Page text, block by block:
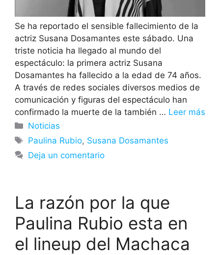
Se ha reportado el sensible fallecimiento de la
actriz Susana Dosamantes este sábado. Una
triste noticia ha llegado al mundo del
espectáculo: la primera actriz Susana
Dosamantes ha fallecido a la edad de 74 años.
A través de redes sociales diversos medios de
comunicación y figuras del espectáculo han
confirmado la muerte de la también … Leer más
Categorías
Noticias
Etiquetas
Paulina Rubio, Susana Dosamantes
Deja un comentario
La razón por la que
Paulina Rubio esta en
el lineup del Machaca